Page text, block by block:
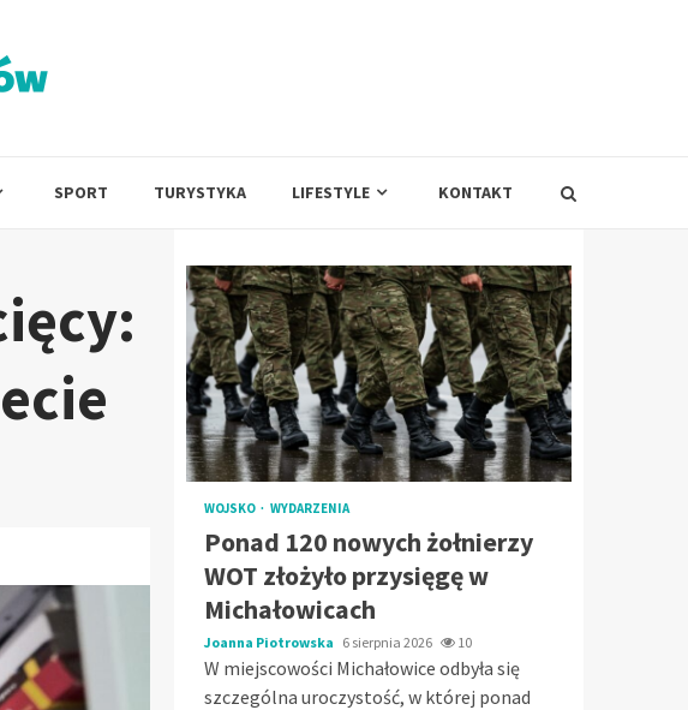
SPORT TURYSTYKA LIFESTYLE KONTAKT
WOJSKO WYDARZENIA
Ponad 120 nowych żołnierzy
WOT złożyło przysięgę w
Michałowicach
Joanna Piotrowska 6 sierpnia 2026 10
W miejscowości Michałowice odbyła się
szczególna uroczystość, w której ponad